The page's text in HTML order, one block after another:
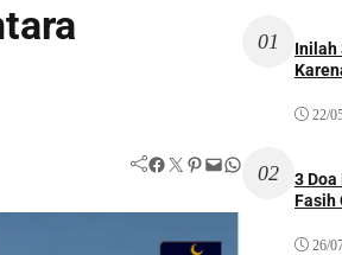
Facebook Twitter Pinterest Mail WhatsApp
01
Inilah
22/
02
3
Fasih
26/